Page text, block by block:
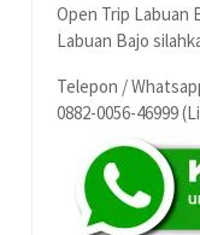
Open Trip Labuan
Labuan Bajo
Telepon /
0882-0056-46999